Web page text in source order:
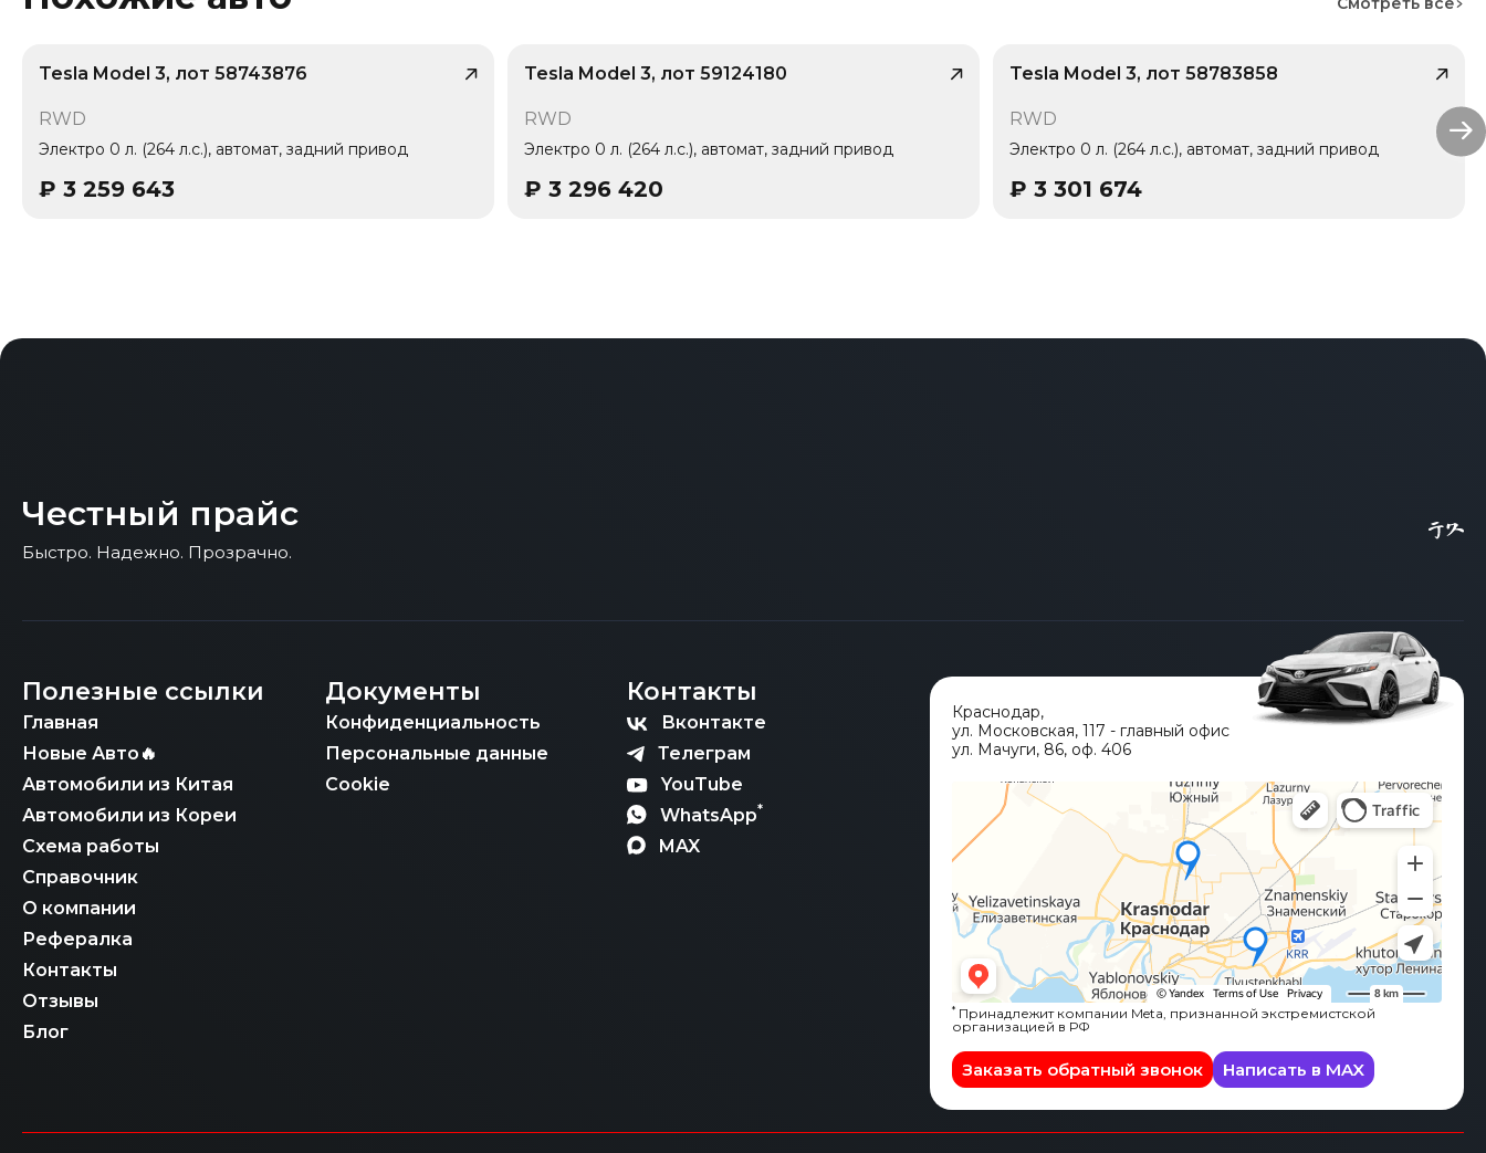
Tesla Model 3, лот 58743876
RWD
Электро 0 л. (264 л.с.), автомат, задний привод
₽ 3 259 643
Tesla Model 3, лот 59124180
1 владелец
RWD
Электро 0 л. (264 л.с.), автомат, задний привод
₽ 3 296 420
Tesla Model 3, лот 58783858
1 владелец
RWD
Электро 0 л. (264 л.с.), автомат, задний привод
₽ 3 301 674
Честный прайс
Быстро. Надежно. Прозрачно.
Полезные ссылки
Главная
Новые Авто🔥
Автомобили из Китая
Автомобили из Кореи
Схема работы
Справочник
О компании
Рефералка
Контакты
Отзывы
Блог
Документы
Конфиденциальность
Персональные данные
Cookie
Контакты
Вконтакте
Телеграм
YouTube
WhatsApp*
MAX
Краснодар,
ул. Московская, 117 - главный офис
ул. Мачуги, 86, оф. 406
*Принадлежит компании Meta, признанной экстремистской
организацией в РФ
Заказать обратный звонок Написать в MAX